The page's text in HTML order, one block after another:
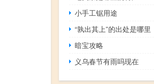
小手工锯用途
“孰出其上”的出处是哪里
暗宝攻略
义乌春节有雨吗现在